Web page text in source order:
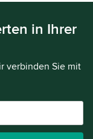
in Ihrer
verbinden Sie mit